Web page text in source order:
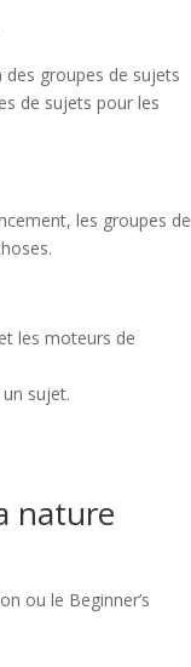
des groupes de sujets
de sujets pour les
les groupes de
les moteurs de
sujet.
nature
ou le Beginner’s